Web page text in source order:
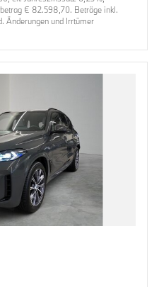
€ 82.598,70. Beträge inkl.
Änderungen und Irrtümer